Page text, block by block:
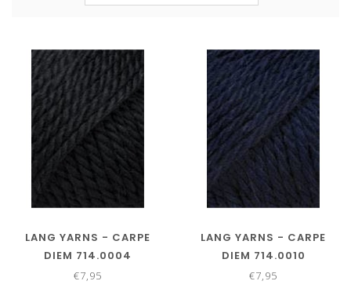
LANG YARNS - CARPE
DIEM 714.0004
€7,95
LANG YARNS - CARPE
DIEM 714.0010
€7,95